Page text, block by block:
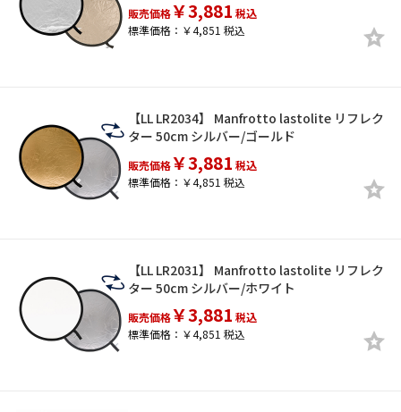
販売価格￥3,881 税込
標準価格：￥4,851 税込
【LL LR2034】 Manfrotto lastolite リフレク
ター 50cm シルバー/ゴールド
販売価格￥3,881 税込
標準価格：￥4,851 税込
【LL LR2031】 Manfrotto lastolite リフレク
ター 50cm シルバー/ホワイト
販売価格￥3,881 税込
標準価格：￥4,851 税込